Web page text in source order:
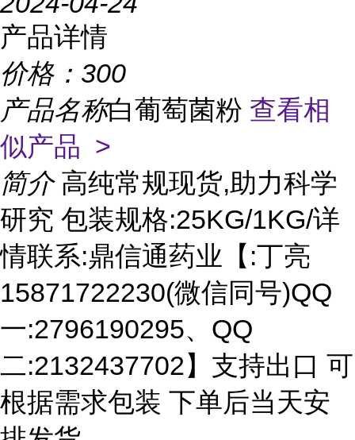
产品详情
价格： 300
产品名称白葡萄菌粉 查看相
似产品 >
简介 高纯常规现货,助力科学
研究 包装规格:25KG/1KG/详
情联系:鼎信通药业【:丁亮
15871722230(微信同号)QQ
一:2796190295、QQ
二:2132437702】支持出口 可
根据需求包装 下单后当天安